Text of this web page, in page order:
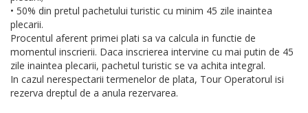
• 50% din pretul pachetului turistic cu minim 45 zile inaintea
plecarii.
Procentul aferent primei plati sa va calcula in functie de
momentul inscrierii. Daca inscrierea intervine cu mai putin de 45
zile inaintea plecarii, pachetul turistic se va achita integral.
In cazul nerespectarii termenelor de plata, Tour Operatorul isi
rezerva dreptul de a anula rezervarea.